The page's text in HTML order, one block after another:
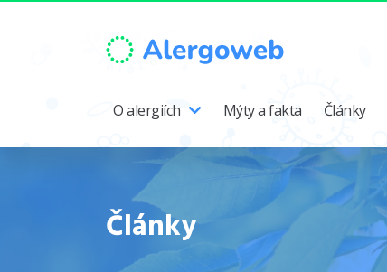
O alergiích Mýty a fakta Články
Články